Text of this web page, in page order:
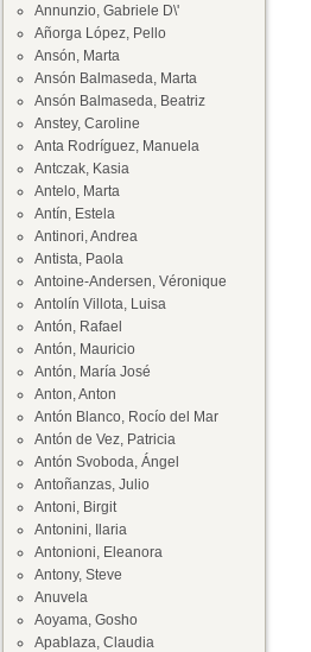
Annunzio, Gabriele D\'
Añorga López, Pello
Ansón, Marta
Ansón Balmaseda, Marta
Ansón Balmaseda, Beatriz
Anstey, Caroline
Anta Rodríguez, Manuela
Antczak, Kasia
Antelo, Marta
Antín, Estela
Antinori, Andrea
Antista, Paola
Antoine-Andersen, Véronique
Antolín Villota, Luisa
Antón, Rafael
Antón, Mauricio
Antón, María José
Anton, Anton
Antón Blanco, Rocío del Mar
Antón de Vez, Patricia
Antón Svoboda, Ángel
Antoñanzas, Julio
Antoni, Birgit
Antonini, Ilaria
Antonioni, Eleanora
Antony, Steve
Anuvela
Aoyama, Gosho
Apablaza, Claudia